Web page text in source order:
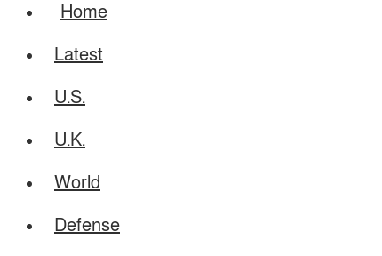
Home
Latest
U.S.
U.K.
World
Defense